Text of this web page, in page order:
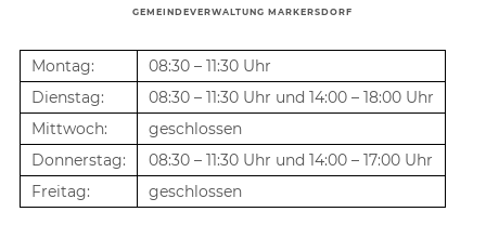
GEMEINDEVERWALTUNG MARKERSDORF
Montag:
08:30 – 11:30 Uhr
Dienstag:
08:30 – 11:30 Uhr und 14:00 – 18:00 Uhr
Mittwoch:
geschlossen
Donnerstag:
08:30 – 11:30 Uhr und 14:00 – 17:00 Uhr
Freitag:
geschlossen